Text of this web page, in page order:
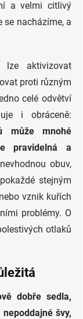
a velmi citlivý
se nacházíme, a
lze aktivizovat
proti různým
celé odvětví
i obráceně:
může mnohé
pravidelná a
obuv,
stejným
vznik kuřích
problémy. O
otlaků
dobře sedla,
švy,